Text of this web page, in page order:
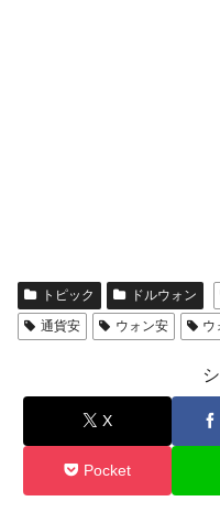
トピック ドルウォン
通貨安
ウォン安 ウ
X
Pocket